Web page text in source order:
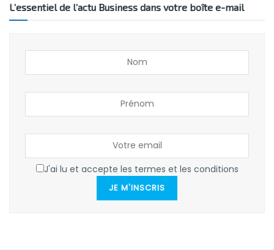
L’essentiel de l’actu Business dans votre boîte e-mail
J'ai lu et accepte les termes et les conditions
JE M'INSCRIS